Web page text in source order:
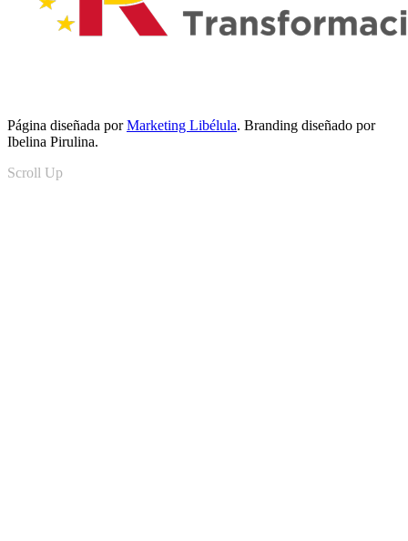
Página diseñada porMarketing Libélula. Branding diseñado por
Ibelina Pirulina.
Scroll Up